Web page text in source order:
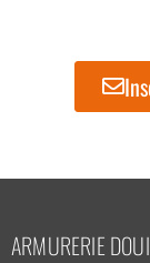
ARMURERIE